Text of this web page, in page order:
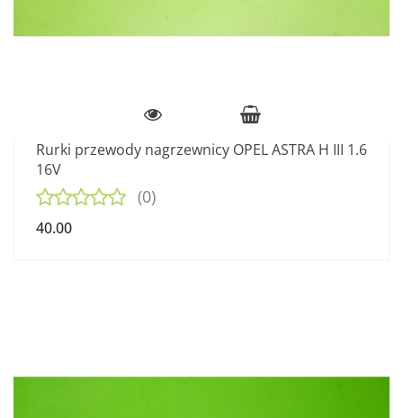
Rurki przewody nagrzewnicy OPEL ASTRA H III 1.6
16V
(0)
40.00